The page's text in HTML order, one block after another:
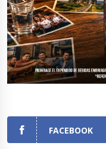
FACEBOOK